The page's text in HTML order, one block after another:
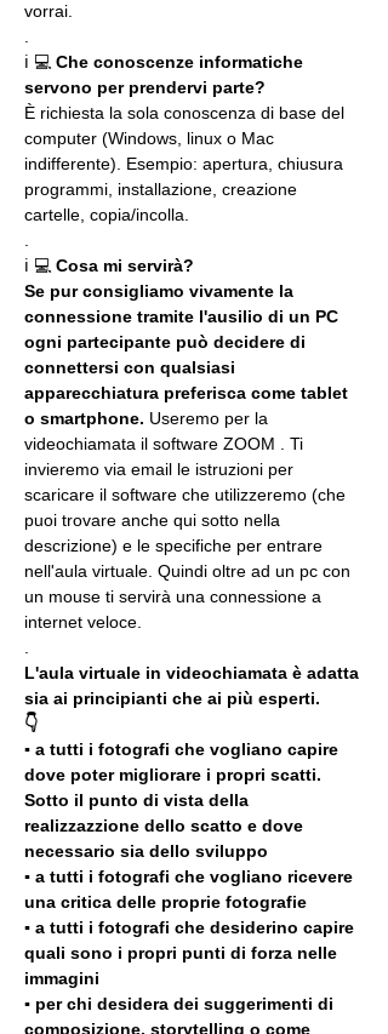
vorrai.
ℹ 💻 Che conoscenze informatiche
servono per prendervi parte?
È richiesta la sola conoscenza di base del
computer (Windows, linux o Mac
indifferente). Esempio: apertura, chiusura
programmi, installazione, creazione
cartelle, copia/incolla.
ℹ 💻 Cosa mi servirà?
Se pur consigliamo vivamente la
connessione tramite l'ausilio di un PC
ogni partecipante può decidere di
connettersi con qualsiasi
apparecchiatura preferisca come tablet
o smartphone. Useremo per la
videochiamata il software ZOOM . Ti
invieremo via email le istruzioni per
scaricare il software che utilizzeremo (che
puoi trovare anche qui sotto nella
descrizione) e le specifiche per entrare
nell'aula virtuale. Quindi oltre ad un pc con
un mouse ti servirà una connessione a
internet veloce.
L'aula virtuale in videochiamata è adatta
sia ai principianti che ai più esperti.
👇
▪️ a tutti i fotografi che vogliano capire
dove poter migliorare i propri scatti.
Sotto il punto di vista della
realizzazzione dello scatto e dove
necessario sia dello sviluppo
▪️ a tutti i fotografi che vogliano ricevere
una critica delle proprie fotografie
▪️ a tutti i fotografi che desiderino capire
quali sono i propri punti di forza nelle
immagini
▪️ per chi desidera dei suggerimenti di
composizione, storytelling o come